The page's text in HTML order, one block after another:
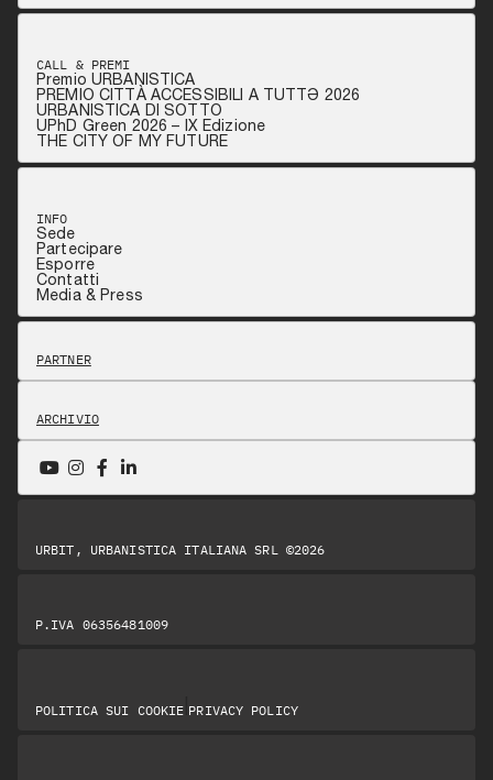
CALL & PREMI
Premio URBANISTICA
PREMIO CITTÀ ACCESSIBILI A TUTTƏ 2026
URBANISTICA DI SOTTO
UPhD Green 2026 – IX Edizione
THE CITY OF MY FUTURE
INFO
Sede
Partecipare
Esporre
Contatti
Media & Press
PARTNER
ARCHIVIO
URBIT, URBANISTICA ITALIANA SRL ©2026
P.IVA 06356481009
POLITICA SUI COOKIE PRIVACY POLICY